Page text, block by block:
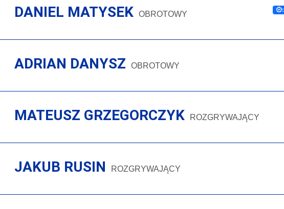
DANIEL MATYSEK OBROTOWY
ADRIAN DANYSZ OBROTOWY
MATEUSZ GRZEGORCZYK
ROZGRYWAJĄCY
JAKUB RUSIN ROZGRYWAJĄCY